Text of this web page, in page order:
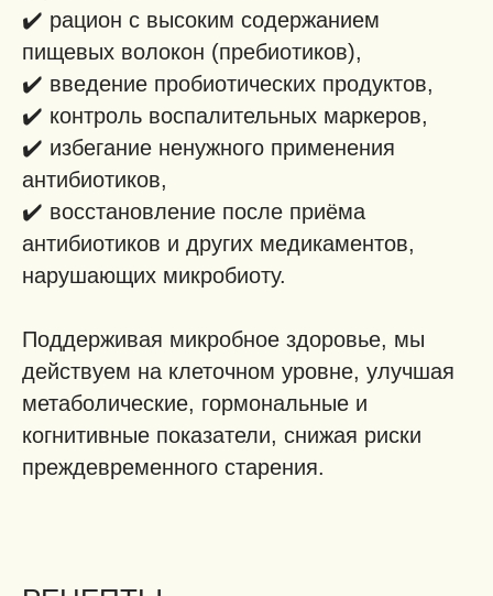
✔️ рацион с высоким содержанием
пищевых волокон (пребиотиков),
✔️ введение пробиотических продуктов,
✔️ контроль воспалительных маркеров,
✔️ избегание ненужного применения
антибиотиков,
✔️ восстановление после приёма
антибиотиков и других медикаментов,
нарушающих микробиоту.
Поддерживая микробное здоровье, мы
действуем на клеточном уровне, улучшая
метаболические, гормональные и
когнитивные показатели, снижая риски
преждевременного старения.